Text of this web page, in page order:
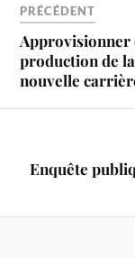
PRÉCÉDENT
Approvisionner
production de
nouvelle
Enquête